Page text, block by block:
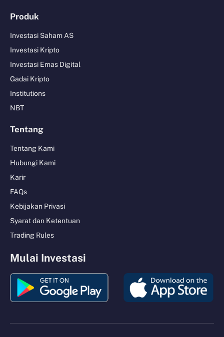
Produk
Investasi Saham AS
Investasi Kripto
Investasi Emas Digital
Gadai Kripto
Institutions
NBT
Tentang
Tentang Kami
Hubungi Kami
Karir
FAQs
Kebijakan Privasi
Syarat dan Ketentuan
Trading Rules
Mulai Investasi